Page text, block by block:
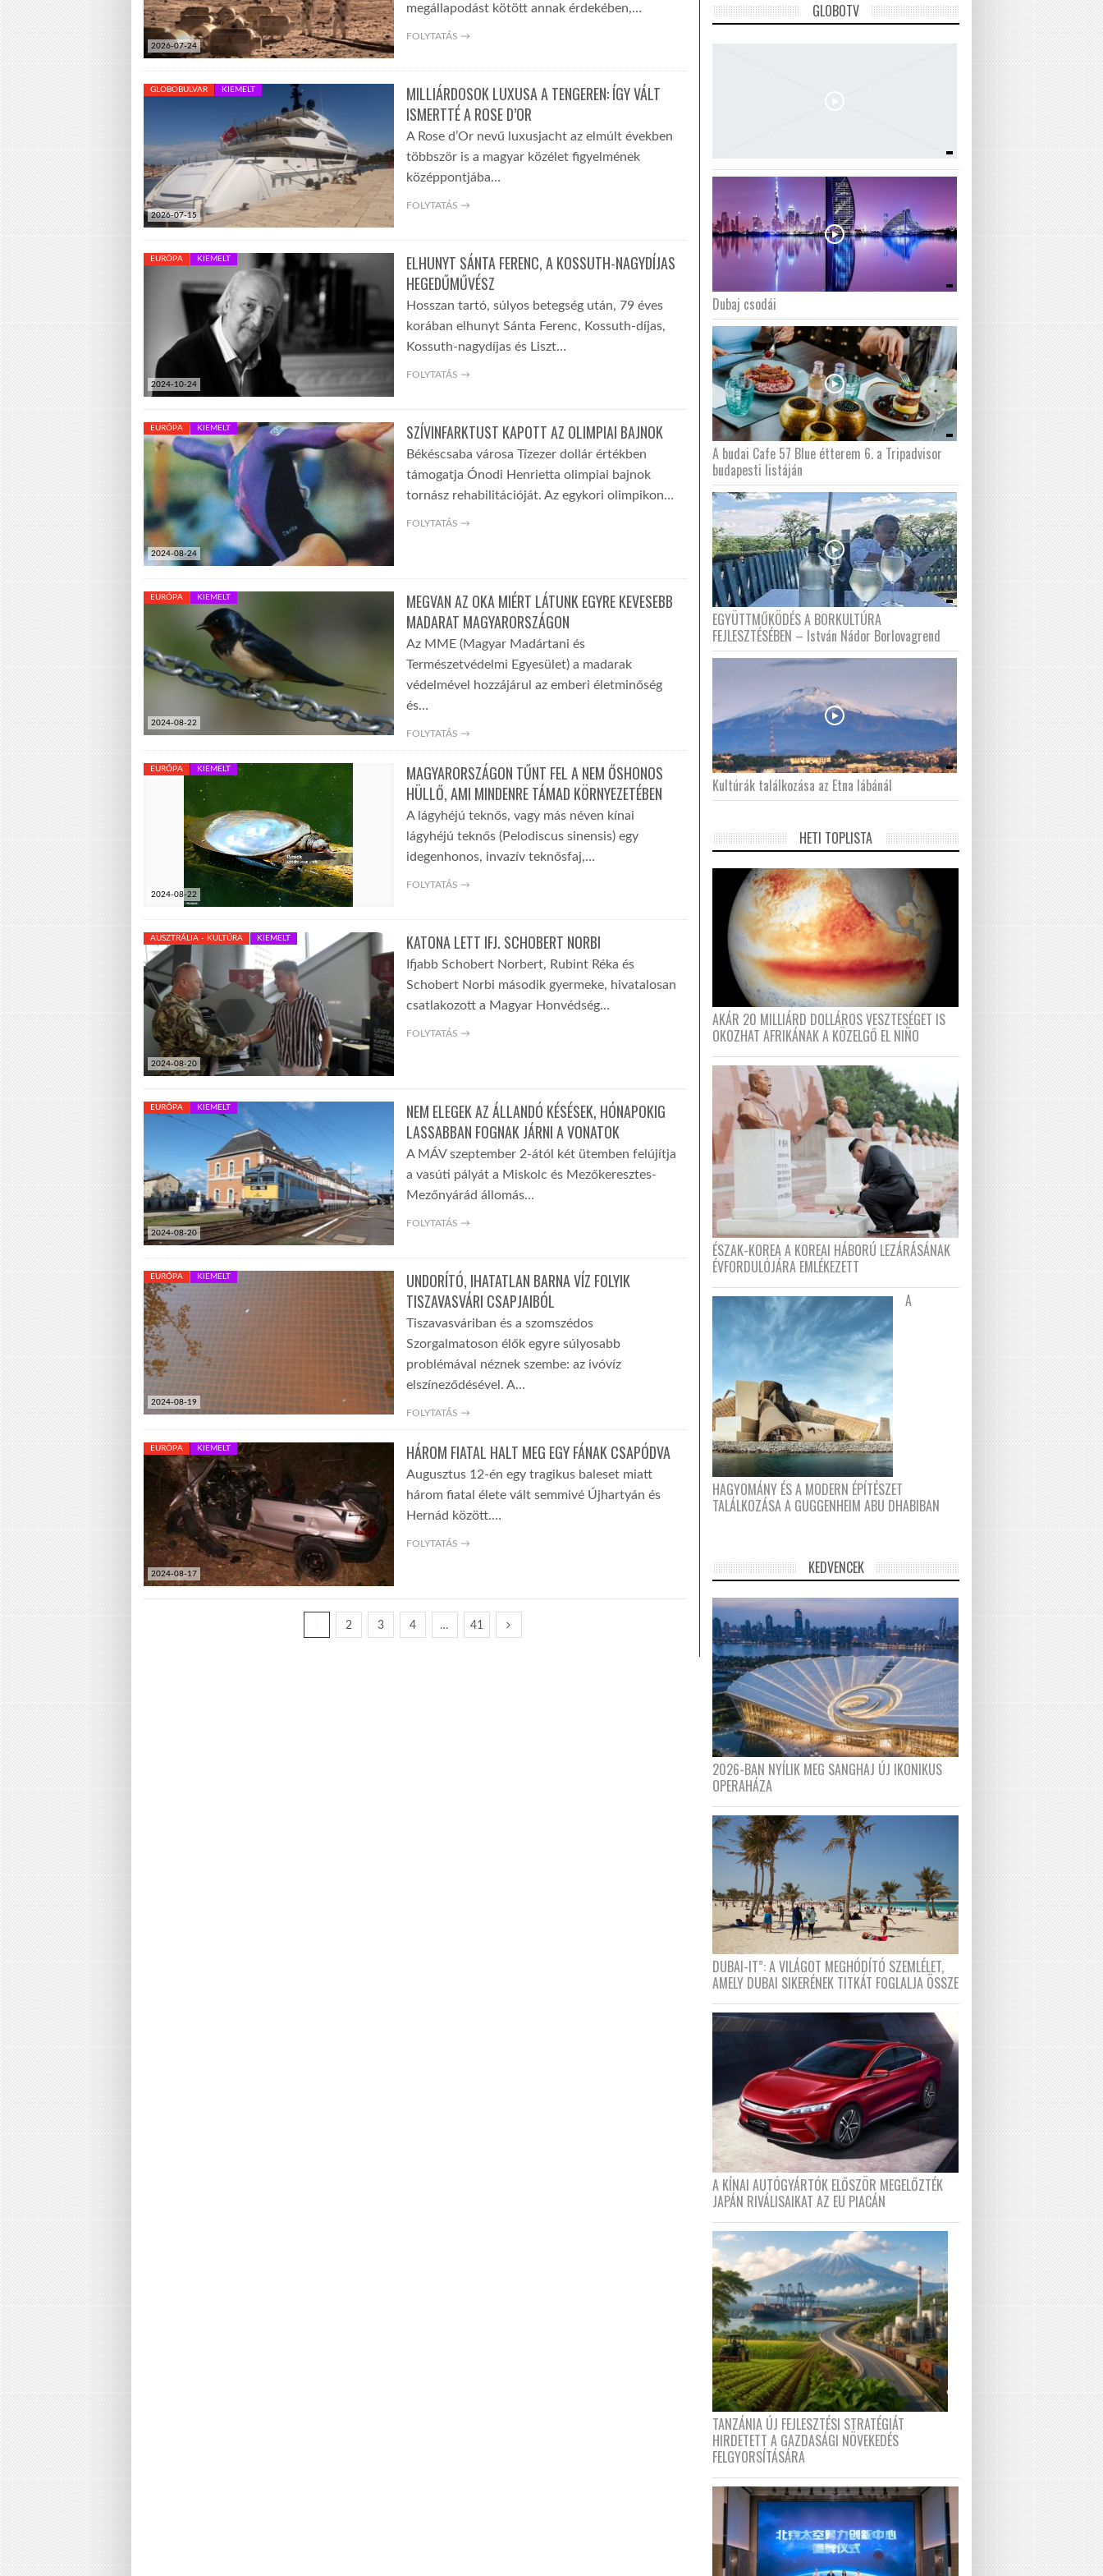
2026-07-24
megállapodást kötött annak érdekében,…
FOLYTATÁS →
2026-07-15
GLOBOBULVAR KIEMELT
MILLIÁRDOSOK LUXUSA A TENGEREN: ÍGY VÁLT
ISMERTTÉ A ROSE D’OR
A Rose d’Or nevű luxusjacht az elmúlt években
többször is a magyar közélet figyelmének
középpontjába…
FOLYTATÁS →
2024-10-24
EURÓPA KIEMELT
ELHUNYT SÁNTA FERENC, A KOSSUTH-NAGYDÍJAS
HEGEDŰMŰVÉSZ
Hosszan tartó, súlyos betegség után, 79 éves
korában elhunyt Sánta Ferenc, Kossuth-díjas,
Kossuth-nagydíjas és Liszt…
FOLYTATÁS →
2024-08-24
EURÓPA KIEMELT SZÍVINFARKTUST KAPOTT AZ OLIMPIAI BAJNOK
Békéscsaba városa Tízezer dollár értékben
támogatja Ónodi Henrietta olimpiai bajnok
tornász rehabilitációját. Az egykori olimpikon…
FOLYTATÁS →
2024-08-22
EURÓPA KIEMELT
MEGVAN AZ OKA MIÉRT LÁTUNK EGYRE KEVESEBB
MADARAT MAGYARORSZÁGON
Az MME (Magyar Madártani és
Természetvédelmi Egyesület) a madarak
védelmével hozzájárul az emberi életminőség
és…
FOLYTATÁS →
2024-08-22
EURÓPA KIEMELT
MAGYARORSZÁGON TŰNT FEL A NEM ŐSHONOS
HÜLLŐ, AMI MINDENRE TÁMAD KÖRNYEZETÉBEN
A lágyhéjú teknős, vagy más néven kínai
lágyhéjú teknős (Pelodiscus sinensis) egy
idegenhonos, invazív teknősfaj,…
FOLYTATÁS →
2024-08-20
AUSZTRÁLIA - KULTÚRA KIEMELT KATONA LETT IFJ. SCHOBERT NORBI
Ifjabb Schobert Norbert, Rubint Réka és
Schobert Norbi második gyermeke, hivatalosan
csatlakozott a Magyar Honvédség…
FOLYTATÁS →
2024-08-20
EURÓPA KIEMELT
NEM ELEGEK AZ ÁLLANDÓ KÉSÉSEK, HÓNAPOKIG
LASSABBAN FOGNAK JÁRNI A VONATOK
A MÁV szeptember 2-ától két ütemben felújítja
a vasúti pályát a Miskolc és Mezőkeresztes-
Mezőnyárád állomás…
FOLYTATÁS →
2024-08-19
EURÓPA KIEMELT
UNDORÍTÓ, IHATATLAN BARNA VÍZ FOLYIK
TISZAVASVÁRI CSAPJAIBÓL
Tiszavasváriban és a szomszédos
Szorgalmatoson élők egyre súlyosabb
problémával néznek szembe: az ivóvíz
elszíneződésével. A…
FOLYTATÁS →
2024-08-17
EURÓPA KIEMELT HÁROM FIATAL HALT MEG EGY FÁNAK CSAPÓDVA
Augusztus 12-én egy tragikus baleset miatt
három fiatal élete vált semmivé Újhartyán és
Hernád között.…
FOLYTATÁS →
2 3 4 … 41
GLOBOTV
Dubaj csodái
A budai Cafe 57 Blue étterem 6. a Tripadvisor
budapesti listáján
EGYÜTTMŰKÖDÉS A BORKULTÚRA
FEJLESZTÉSÉBEN – István Nádor Borlovagrend
Kultúrák találkozása az Etna lábánál
HETI TOPLISTA
AKÁR 20 MILLIÁRD DOLLÁROS VESZTESÉGET IS
OKOZHAT AFRIKÁNAK A KÖZELGŐ EL NIÑO
ÉSZAK-KOREA A KOREAI HÁBORÚ LEZÁRÁSÁNAK
ÉVFORDULÓJÁRA EMLÉKEZETT
A
HAGYOMÁNY ÉS A MODERN ÉPÍTÉSZET
TALÁLKOZÁSA A GUGGENHEIM ABU DHABIBAN
KEDVENCEK
2026-BAN NYÍLIK MEG SANGHAJ ÚJ IKONIKUS
OPERAHÁZA
DUBAI-IT”: A VILÁGOT MEGHÓDÍTÓ SZEMLÉLET,
AMELY DUBAI SIKERÉNEK TITKÁT FOGLALJA ÖSSZE
A KÍNAI AUTÓGYÁRTÓK ELŐSZÖR MEGELŐZTÉK
JAPÁN RIVÁLISAIKAT AZ EU PIACÁN
TANZÁNIA ÚJ FEJLESZTÉSI STRATÉGIÁT
HIRDETETT A GAZDASÁGI NÖVEKEDÉS
FELGYORSÍTÁSÁRA